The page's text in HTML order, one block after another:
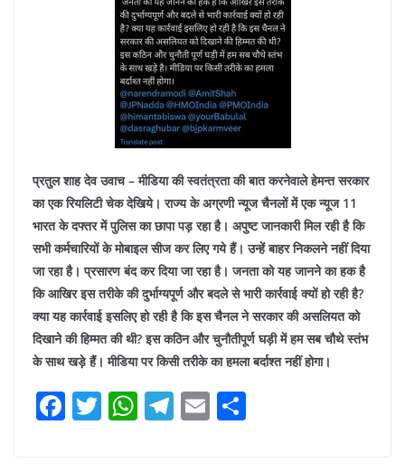
प्रतुल शाह देव उवाच – मीडिया की स्वतंत्रता की बात करनेवाले हेमन्त सरकार
का एक रियलिटी चेक देखिये। राज्य के अग्रणी न्यूज चैनलों में एक न्यूज 11
भारत के दफ्तर में पुलिस का छापा पड़ रहा है। अपुष्ट जानकारी मिल रही है कि
सभी कर्मचारियों के मोबाइल सीज कर लिए गये हैं। उन्हें बाहर निकलने नहीं दिया
जा रहा है। प्रसारण बंद कर दिया जा रहा है। जनता को यह जानने का हक है
कि आखिर इस तरीके की दुर्भाग्यपूर्ण और बदले से भारी कार्रवाई क्यों हो रही है?
क्या यह कार्रवाई इसलिए हो रही है कि इस चैनल ने सरकार की असलियत को
दिखाने की हिम्मत की थी? इस कठिन और चुनौतीपूर्ण घड़ी में हम सब चौथे स्तंभ
के साथ खड़े हैं। मीडिया पर किसी तरीके का हमला बर्दाश्त नहीं होगा।
F T W T E